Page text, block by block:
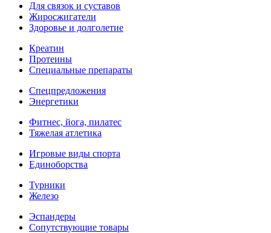
Для связок и суставов
Жиросжигатели
Здоровье и долголетие
Креатин
Протеины
Специальные препараты
Спецпредложения
Энергетики
Фитнес, йога, пилатес
Тяжелая атлетика
Игровые виды спорта
Единоборства
Турники
Железо
Эспандеры
Сопутствующие товары